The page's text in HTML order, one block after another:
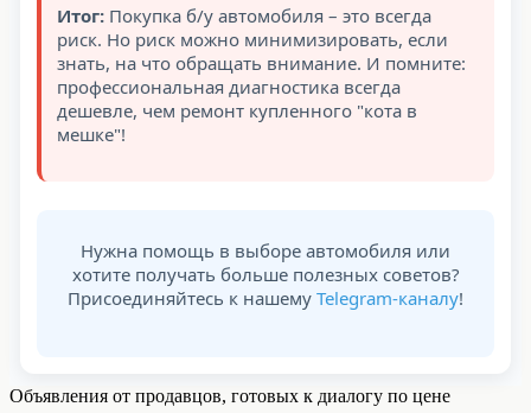
Итог: Покупка б/у автомобиля – это всегда
риск. Но риск можно минимизировать, если
знать, на что обращать внимание. И помните:
профессиональная диагностика всегда
дешевле, чем ремонт купленного "кота в
мешке"!
Нужна помощь в выборе автомобиля или
хотите получать больше полезных советов?
Присоединяйтесь к нашему Telegram-каналу!
Объявления от продавцов, готовых к диалогу по цене